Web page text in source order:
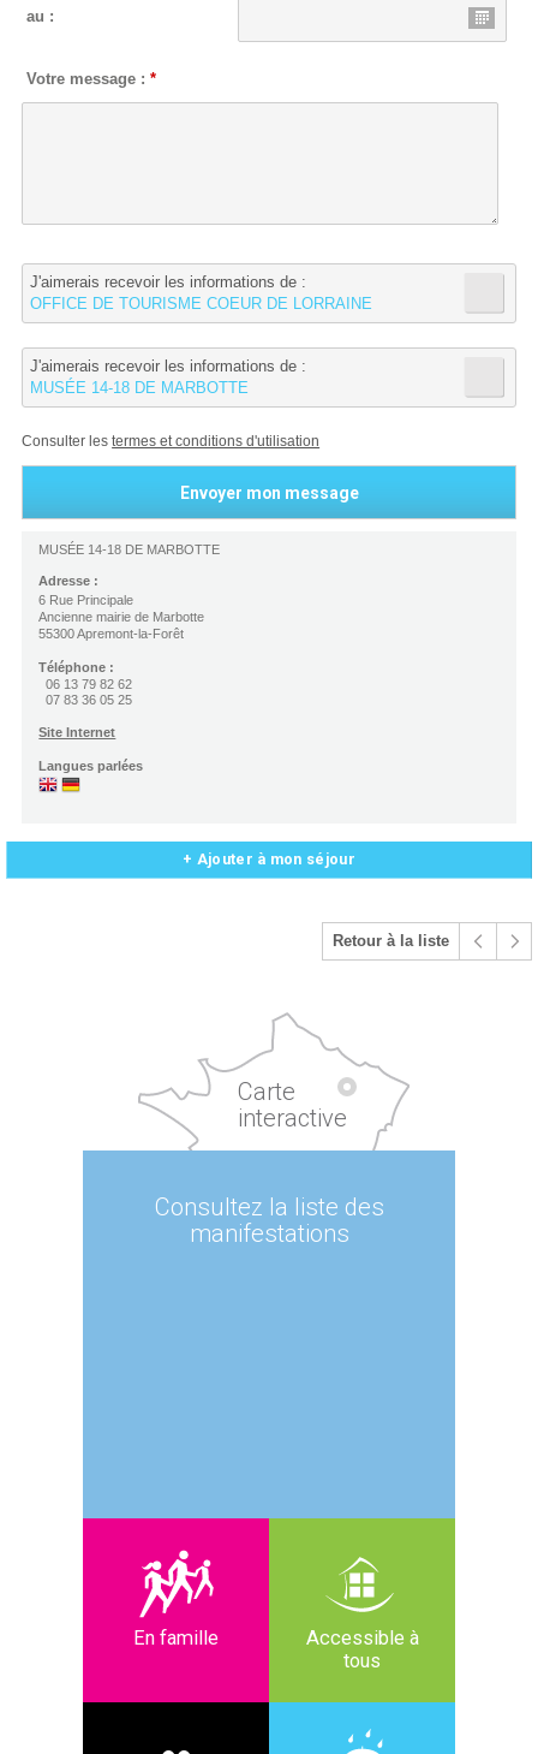
au :
Votre message :*
J'aimerais recevoir les informations de :
OFFICE DE TOURISME COEUR DE LORRAINE
J'aimerais recevoir les informations de :
MUSÉE 14-18 DE MARBOTTE
Consulter lestermes et conditions d'utilisation
MUSÉE 14-18 DE MARBOTTE
Adresse :
6 Rue Principale
Ancienne mairie de Marbotte
55300 Apremont-la-Forêt
Téléphone :
06 13 79 82 62
07 83 36 05 25
Site Internet
Langues parlées
+ Ajouter à mon séjour
Retour à la liste
Carte
interactive
Consultez la liste des
manifestations
En famille
Accessible à
tous